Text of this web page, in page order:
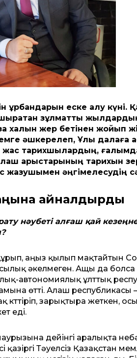
еске алу күні.
зұлматты
халқын жер бетінен жойып
әшкерелеп, Ұлы далаға
тарихшылардың,
арыстарының тарихын
әңгімелесудің
айналдырды
нәубеті алғаш қай
аңыз қылып мақтайтын
әкелмеген. Ащы да
автономиялық ұлттық
өтті. Алаш
күттіріп, зарықтыра жеткен,
еді.
дейінгі аралықта
Тәуелсіз Қазақстан